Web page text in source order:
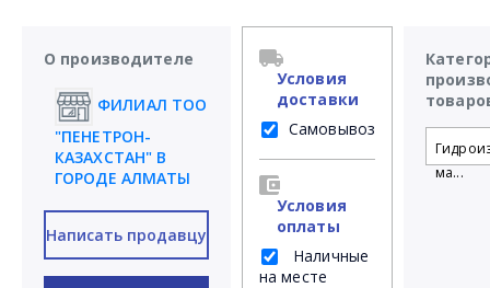
О производителе
ФИЛИАЛ ТОО
"ПЕНЕТРОН-
КАЗАХСТАН" В
ГОРОДЕ АЛМАТЫ
Написать продавцу
Условия
доставки
Самовывоз
Условия
оплаты
Наличные
на месте
ма...